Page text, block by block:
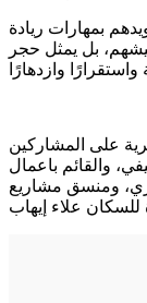
بمهارات ريادة
بل يمثل حجر
على المشاركين
والقائم باعمال
ومنسق مشاريع